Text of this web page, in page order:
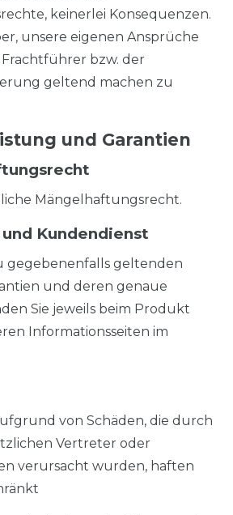
keinerlei Konsequenzen.
unsere eigenen Ansprüche
bzw. der
geltend machen zu
und Garantien
Mängelhaftungsrecht.
Kundendienst
gegebenenfalls geltenden
und deren genaue
Sie jeweils beim Produkt
Informationsseiten im
von Schäden, die durch
Vertreter oder
verursacht wurden, haften